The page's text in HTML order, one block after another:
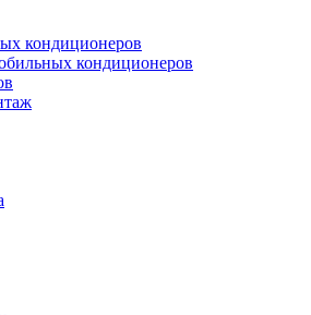
кондиционеров
кондиционеров